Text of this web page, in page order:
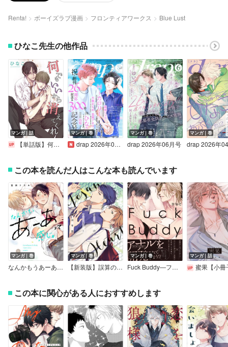
Renta! ボーイズラブ漫画 フロンティアワークス Blue Lust
ひなこ先生の他作品
マンガ｜話
【単話版】何でもいいから消えてくれ
マンガ｜巻
drap 2026年08月号
マンガ｜巻
drap 2026年06月号
マンガ｜巻
drap 2026年
この本を読んだ人はこんな本も読んでいます
マンガ｜巻
なんかもうあーあって感じ。【単行本版】【Renta！限定特典付き】
マンガ｜巻
【新装版】誤算のハート
マンガ｜巻
Fuck Buddy―ファックバディ―
マンガ｜話
蜜果【小冊
この本に関心がある人におすすめします